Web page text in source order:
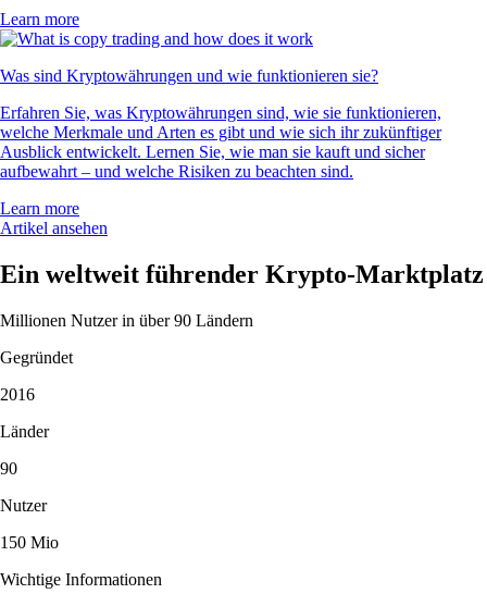
Learn more
Was sind Kryptowährungen und wie funktionieren sie?
Erfahren Sie, was Kryptowährungen sind, wie sie funktionieren,
welche Merkmale und Arten es gibt und wie sich ihr zukünftiger
Ausblick entwickelt. Lernen Sie, wie man sie kauft und sicher
aufbewahrt – und welche Risiken zu beachten sind.
Learn more
Artikel ansehen
Ein weltweit führender Krypto-Marktplatz
Millionen Nutzer in über 90 Ländern
Gegründet
2016
Länder
90
Nutzer
150 Mio
Wichtige Informationen